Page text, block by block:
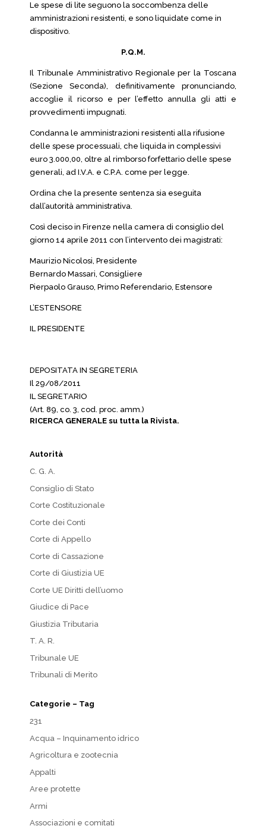
Le spese di lite seguono la soccombenza delle
amministrazioni resistenti, e sono liquidate come in
dispositivo.
P.Q.M.
Il Tribunale Amministrativo Regionale per la Toscana
(Sezione Seconda), definitivamente pronunciando,
accoglie il ricorso e per l’effetto annulla gli atti e
provvedimenti impugnati.
Condanna le amministrazioni resistenti alla rifusione
delle spese processuali, che liquida in complessivi
euro 3.000,00, oltre al rimborso forfettario delle spese
generali, ad I.V.A. e C.P.A. come per legge.
Ordina che la presente sentenza sia eseguita
dall’autorità amministrativa.
Così deciso in Firenze nella camera di consiglio del
giorno 14 aprile 2011 con l’intervento dei magistrati:
Maurizio Nicolosi, Presidente
Bernardo Massari, Consigliere
Pierpaolo Grauso, Primo Referendario, Estensore
L’ESTENSORE
IL PRESIDENTE
DEPOSITATA IN SEGRETERIA
Il 29/08/2011
IL SEGRETARIO
(Art. 89, co. 3, cod. proc. amm.)
RICERCA GENERALE su tutta la Rivista.
Autorità
C. G. A.
Consiglio di Stato
Corte Costituzionale
Corte dei Conti
Corte di Appello
Corte di Cassazione
Corte di Giustizia UE
Corte UE Diritti dell’uomo
Giudice di Pace
Giustizia Tributaria
T. A. R.
Tribunale UE
Tribunali di Merito
Categorie – Tag
231
Acqua – Inquinamento idrico
Agricoltura e zootecnia
Appalti
Aree protette
Armi
Associazioni e comitati